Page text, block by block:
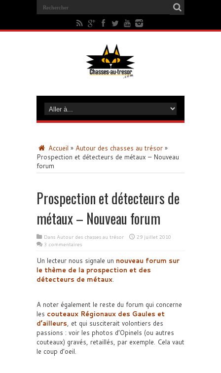
Accueil » Autour des chasses au trésor »
Prospection et détecteurs de métaux – Nouveau
forum
Prospection et détecteurs de
métaux – Nouveau forum
Dans Autour des chasses au trésor
29 juillet 2010
3 commentaires
Un lecteur nous signale un nouveau forum sur
le thème de la prospection et des
détecteurs de métaux.
A noter également le reste du forum qui concerne
les couteaux Régionaux des Gaules et
d’ailleurs, et qui susciterait volontiers des
passions : voir les photos d’Opinels (ou autres
couteaux) gravés, retaillés, par exemple. Cela vaut
le coup d’oeil.